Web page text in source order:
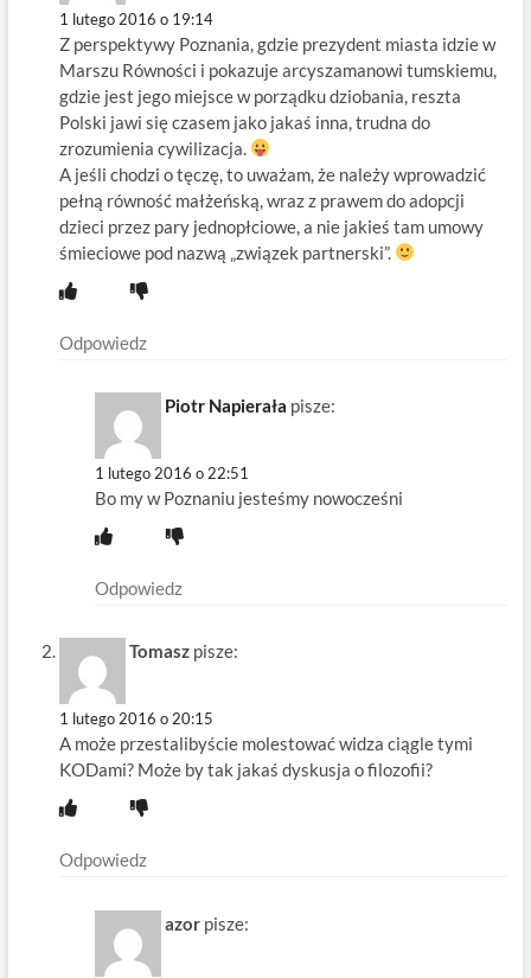
1 lutego 2016 o 19:14
Z perspektywy Poznania, gdzie prezydent miasta idzie w
Marszu Równości i pokazuje arcyszamanowi tumskiemu,
gdzie jest jego miejsce w porządku dziobania, reszta
Polski jawi się czasem jako jakaś inna, trudna do
zrozumienia cywilizacja.
A jeśli chodzi o tęczę, to uważam, że należy wprowadzić
pełną równość małżeńską, wraz z prawem do adopcji
dzieci przez pary jednopłciowe, a nie jakieś tam umowy
śmieciowe pod nazwą „związek partnerski”.
Odpowiedz
Piotr Napierała pisze:
1 lutego 2016 o 22:51
Bo my w Poznaniu jesteśmy nowocześni
Odpowiedz
Tomasz pisze:
1 lutego 2016 o 20:15
A może przestalibyście molestować widza ciągle tymi
KODami? Może by tak jakaś dyskusja o filozofii?
Odpowiedz
azor pisze: